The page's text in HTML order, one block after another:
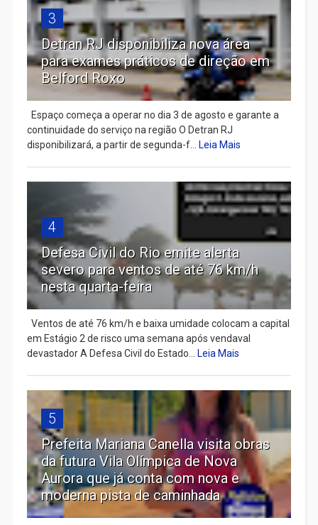
3
Detran RJ disponibiliza nova área
para exames práticos de direção em
Belford Roxo
Espaço começa a operar no dia 3 de agosto e garante a
continuidade do serviço na região O Detran RJ
disponibilizará, a partir de segunda-f...
Leia Mais
4
Defesa Civil do Rio emite alerta
severo para ventos de até 76 km/h
nesta quarta-feira
Ventos de até 76 km/h e baixa umidade colocam a capital
em Estágio 2 de risco uma semana após vendaval
devastador A Defesa Civil do Estado...
Leia Mais
5
Prefeita Mariana Canella visita obras
da futura Vila Olímpica de Nova
Aurora que já conta com nova e
moderna pista de caminhada